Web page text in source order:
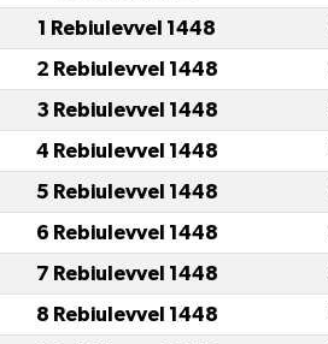
1 Rebiulevvel 1448
2 Rebiulevvel 1448
3 Rebiulevvel 1448
4 Rebiulevvel 1448
5 Rebiulevvel 1448
6 Rebiulevvel 1448
7 Rebiulevvel 1448
8 Rebiulevvel 1448